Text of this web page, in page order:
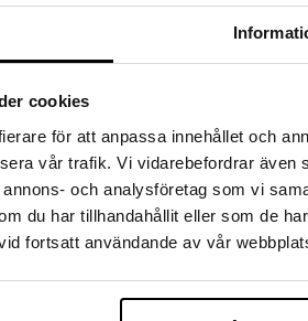
cookies
för att anpassa innehållet och
vår trafik. Vi vidarebefordrar även
och analysföretag som vi
du har tillhandahållit eller som de
fortsatt användande av vår
lagda före 14:00 (gäller varor i lager)